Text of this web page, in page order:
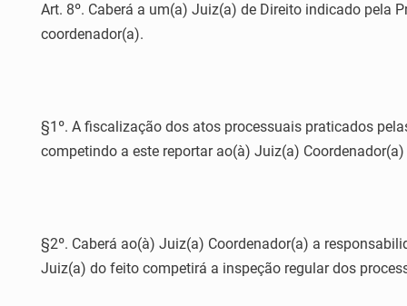
Art. 8º. Caberá a um(a) Juiz(a) de Direito indicado pela
coordenador(a).
§1º. A fiscalização dos atos processuais praticados
competindo a este reportar ao(à) Juiz(a)
§2º. Caberá ao(à) Juiz(a) Coordenador(a) a
Juiz(a) do feito competirá a inspeção regular dos